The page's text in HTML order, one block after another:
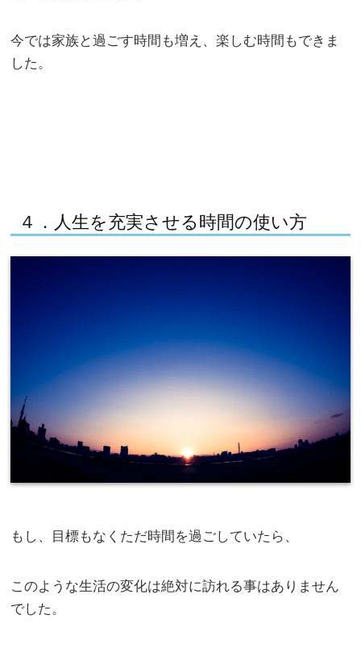
今では家族と過ごす時間も増え、楽しむ時間もできま
した。
４．人生を充実させる時間の使い方
もし、目標もなくただ時間を過ごしていたら、
このような生活の変化は絶対に訪れる事はありません
でした。